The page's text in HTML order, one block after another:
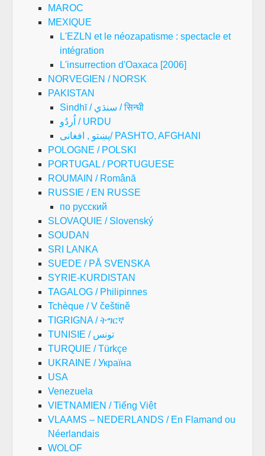
MAROC
MEXIQUE
L'EZLN et le néozapatisme : spectacle et
intégration
L'insurrection d'Oaxaca [2006]
NORVEGIEN / NORSK
PAKISTAN
Sindhī / سنڌي / सिन्धी
اُردُو / URDU
پښتو , افغانی/ PASHTO, AFGHANI
POLOGNE / POLSKI
PORTUGAL / PORTUGUESE
ROUMAIN / Română
RUSSIE / EN RUSSE
по русский
SLOVAQUIE / Slovenský
SOUDAN
SRI LANKA
SUEDE / PÅ SVENSKA
SYRIE-KURDISTAN
TAGALOG / Philipinnes
Tchèque / V češtině
TIGRIGNA / ትግርኛ
TUNISIE / تونس
TURQUIE / Türkçe
UKRAINE / Україна
USA
Venezuela
VIETNAMIEN / Tiếng Việt
VLAAMS – NEDERLANDS / En Flamand ou
Néerlandais
WOLOF